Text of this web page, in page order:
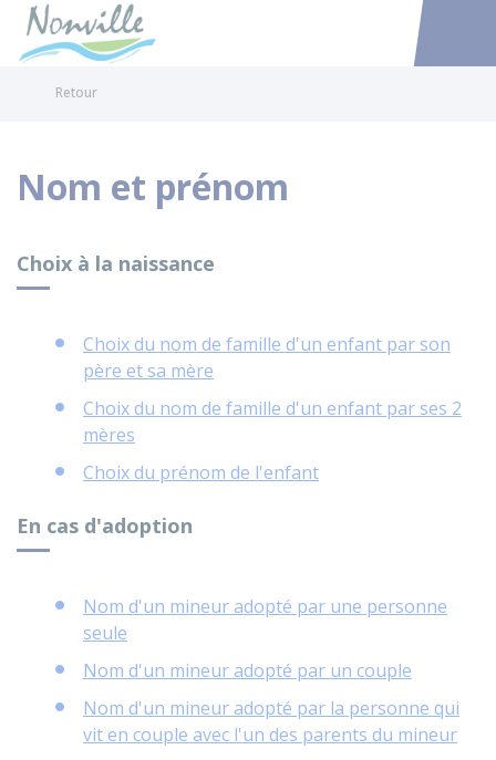
Accéder
Retour
Nom et prénom
Choix à la naissance
Choix du nom de famille d'un enfant par son
père et sa mère
Choix du nom de famille d'un enfant par ses 2
mères
Choix du prénom de l'enfant
En cas d'adoption
Nom d'un mineur adopté par une personne
seule
Nom d'un mineur adopté par un couple
Nom d'un mineur adopté par la personne qui
vit en couple avec l'un des parents du mineur